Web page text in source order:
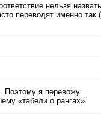
нельзя назвать
переводят именно так (
Поэтому я перевожу
«табели о рангах».